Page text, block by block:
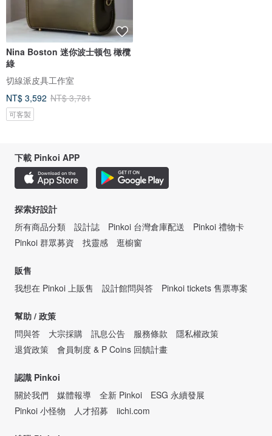
Nina Boston 迷你波士顿包 橄欖
綠
切線派皮具工作室
NT$ 3,592 NT$ 3,781
可客製
下載 Pinkoi APP
探索好設計
所有商品分類
設計誌 Pinkoi 台灣倉庫配送
Pinkoi 禮物卡
Pinkoi 群眾募資
找靈感 逛櫥窗
販售
我想在 Pinkoi 上販售
設計館問與答 Pinkoi tickets 售票專案
幫助 / 政策
問與答
大宗採購 訊息公告 服務條款
隱私權政策
退貨政策
會員制度 & P Coins 回饋計畫
認識 Pinkoi
關於我們
媒體報導 全新 Pinkoi
ESG 永續發展
Pinkoi 小怪物
人才招募 iichi.com